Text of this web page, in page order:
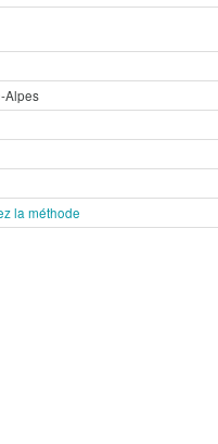
Alpes
la méthode